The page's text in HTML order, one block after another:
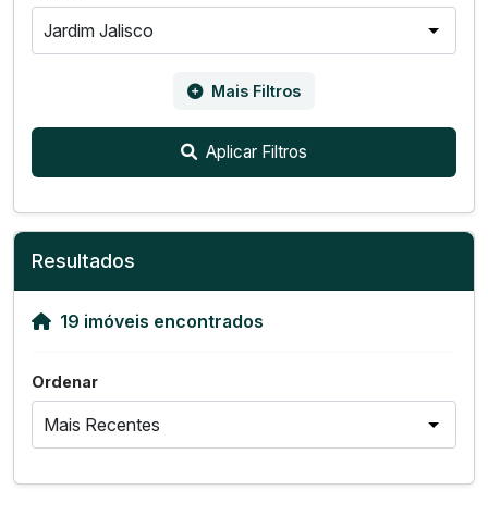
Mais Filtros
Aplicar Filtros
Resultados
19 imóveis encontrados
Ordenar